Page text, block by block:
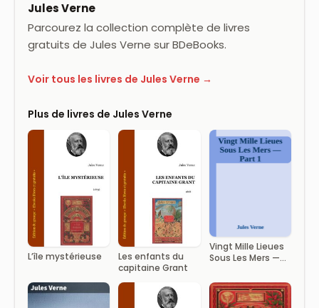
Jules Verne
Parcourez la collection complète de livres
gratuits de Jules Verne sur BDeBooks.
Voir tous les livres de Jules Verne →
Plus de livres de Jules Verne
L’île mystérieuse
Les enfants du
capitaine Grant
Vingt Mille Lieues
Sous Les Mers —